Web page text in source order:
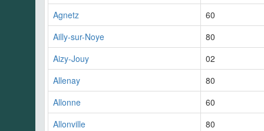
Agnetz
60
Ailly-sur-Noye
80
Aizy-Jouy
02
Allenay
80
Allonne
60
Allonville
80